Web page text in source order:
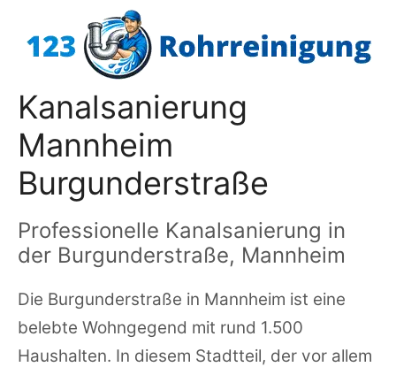
Inhalt
Kanalsanierung
Mannheim
Burgunderstraße
Professionelle Kanalsanierung in
der Burgunderstraße, Mannheim
Die Burgunderstraße in Mannheim ist eine
belebte Wohngegend mit rund 1.500
Haushalten. In diesem Stadtteil, der vor allem